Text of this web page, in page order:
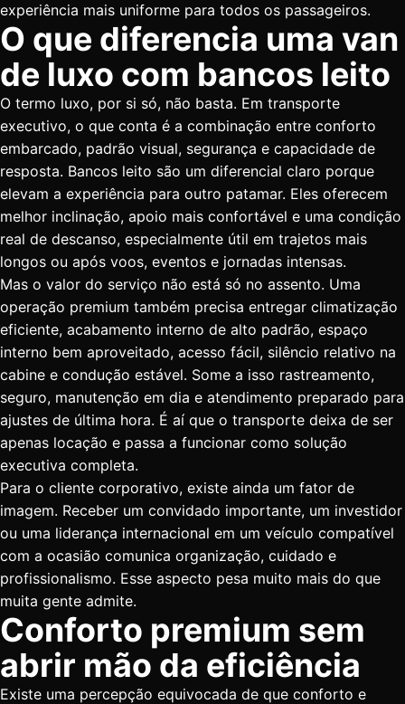
experiência mais uniforme para todos os passageiros.
O que diferencia uma van
de luxo com bancos leito
O termo luxo, por si só, não basta. Em transporte
executivo, o que conta é a combinação entre conforto
embarcado, padrão visual, segurança e capacidade de
resposta. Bancos leito são um diferencial claro porque
elevam a experiência para outro patamar. Eles oferecem
melhor inclinação, apoio mais confortável e uma condição
real de descanso, especialmente útil em trajetos mais
longos ou após voos, eventos e jornadas intensas.
Mas o valor do serviço não está só no assento. Uma
operação premium também precisa entregar climatização
eficiente, acabamento interno de alto padrão, espaço
interno bem aproveitado, acesso fácil, silêncio relativo na
cabine e condução estável. Some a isso rastreamento,
seguro, manutenção em dia e atendimento preparado para
ajustes de última hora. É aí que o transporte deixa de ser
apenas locação e passa a funcionar como solução
executiva completa.
Para o cliente corporativo, existe ainda um fator de
imagem. Receber um convidado importante, um investidor
ou uma liderança internacional em um veículo compatível
com a ocasião comunica organização, cuidado e
profissionalismo. Esse aspecto pesa muito mais do que
muita gente admite.
Conforto premium sem
abrir mão da eficiência
Existe uma percepção equivocada de que conforto e